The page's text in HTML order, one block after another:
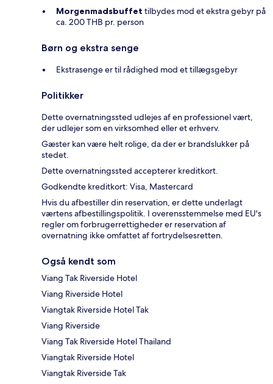
Morgenmadsbuffet tilbydes mod et ekstra gebyr på
ca. 200 THB pr. person
Børn og ekstra senge
Ekstrasenge er til rådighed mod et tillægsgebyr
Politikker
Dette overnatningssted udlejes af en professionel vært,
der udlejer som en virksomhed eller et erhverv.
Gæster kan være helt rolige, da der er brandslukker på
stedet.
Dette overnatningssted accepterer kreditkort.
Godkendte kreditkort: Visa, Mastercard
Hvis du afbestiller din reservation, er dette underlagt
værtens afbestillingspolitik. I overensstemmelse med EU's
regler om forbrugerrettigheder er reservation af
overnatning ikke omfattet af fortrydelsesretten.
Også kendt som
Viang Tak Riverside Hotel
Viang Riverside Hotel
Viangtak Riverside Hotel Tak
Viang Riverside
Viang Tak Riverside Hotel Thailand
Viangtak Riverside Hotel
Viangtak Riverside Tak